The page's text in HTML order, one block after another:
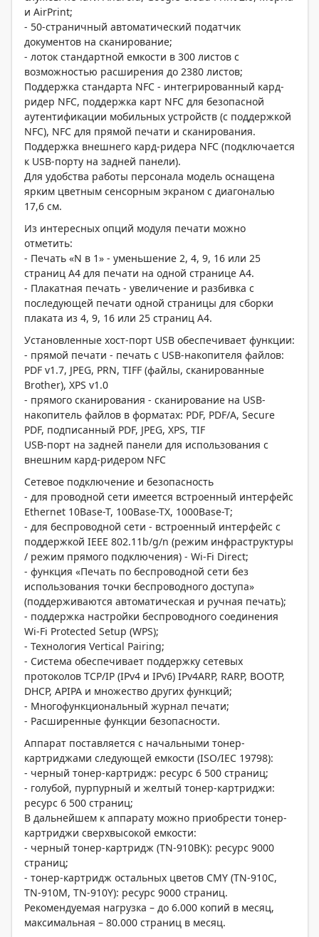
и AirPrint;
- 50-страничный автоматический податчик
документов на сканирование;
- лоток стандартной емкости в 300 листов с
возможностью расширения до 2380 листов;
Поддержка стандарта NFC - интегрированный кард-
ридер NFC, поддержка карт NFC для безопасной
аутентификации мобильных устройств (с поддержкой
NFC), NFC для прямой печати и сканирования.
Поддержка внешнего кард-ридера NFC (подключается
к USB-порту на задней панели).
Для удобства работы персонала модель оснащена
ярким цветным сенсорным экраном с диагональю
17,6 см.
Из интересных опций модуля печати можно
отметить:
- Печать «N в 1» - уменьшение 2, 4, 9, 16 или 25
страниц A4 для печати на одной странице A4.
- Плакатная печать - увеличение и разбивка с
последующей печати одной страницы для сборки
плаката из 4, 9, 16 или 25 страниц A4.
Установленные хост-порт USB обеспечивает функции:
- прямой печати - печать с USB-накопителя файлов:
PDF v1.7, JPEG, PRN, TIFF (файлы, сканированные
Brother), XPS v1.0
- прямого сканирования - сканирование на USB-
накопитель файлов в форматах: PDF, PDF/A, Secure
PDF, подписанный PDF, JPEG, XPS, TIF
USB-порт на задней панели для использования с
внешним кард-ридером NFC
Сетевое подключение и безопасность
- для проводной сети имеется встроенный интерфейс
Ethernet 10Base-T, 100Base-TX, 1000Base-T;
- для беспроводной сети - встроенный интерфейс с
поддержкой IEEE 802.11b/g/n (режим инфраструктуры
/ режим прямого подключения) - Wi-Fi Direct;
- функция «Печать по беспроводной сети без
использования точки беспроводного доступа»
(поддерживаются автоматическая и ручная печать);
- поддержка настройки беспроводного соединения
Wi-Fi Protected Setup (WPS);
- Технология Vertical Pairing;
- Система обеспечивает поддержку сетевых
протоколов TCP/IP (IPv4 и IPv6) IPv4ARP, RARP, BOOTP,
DHCP, APIPA и множество других функций;
- Многофункциональный журнал печати;
- Расширенные функции безопасности.
Аппарат поставляется с начальными тонер-
картриджами следующей емкости (ISO/IEC 19798):
- черный тонер-картридж: ресурс 6 500 страниц;
- голубой, пурпурный и желтый тонер-картриджи:
ресурс 6 500 страниц;
В дальнейшем к аппарату можно приобрести тонер-
картриджи сверхвысокой емкости:
- черный тонер-картридж (TN-910BK): ресурс 9000
страниц;
- тонер-картридж остальных цветов CMY (TN-910C,
TN-910М, TN-910Y): ресурс 9000 страниц.
Рекомендуемая нагрузка – до 6.000 копий в месяц,
максимальная – 80.000 страниц в месяц.